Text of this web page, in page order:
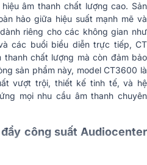
≥ 60 dB
≥100dB
≥300
Class H
Speakon+Binding Post
âm thanh chất lượng cao. Sản
hảo giữa hiệu suất mạnh mẽ và
riêng cho các không gian như
các buổi biểu diễn trực tiếp, CT
thanh chất lượng mà còn đảm bảo
sản phẩm này, model CT3600 là
vượt trội, thiết kế tinh tế, và hệ
mọi nhu cầu âm thanh chuyên
công suất Audiocenter